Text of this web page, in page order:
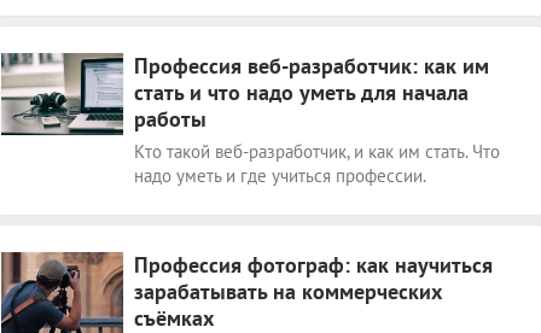
Профессия веб-разработчик: как им
стать и что надо уметь для начала
работы
Кто такой веб-разработчик, и как им стать. Что
надо уметь и где учиться профессии.
Профессия фотограф: как научиться
зарабатывать на коммерческих
съёмках